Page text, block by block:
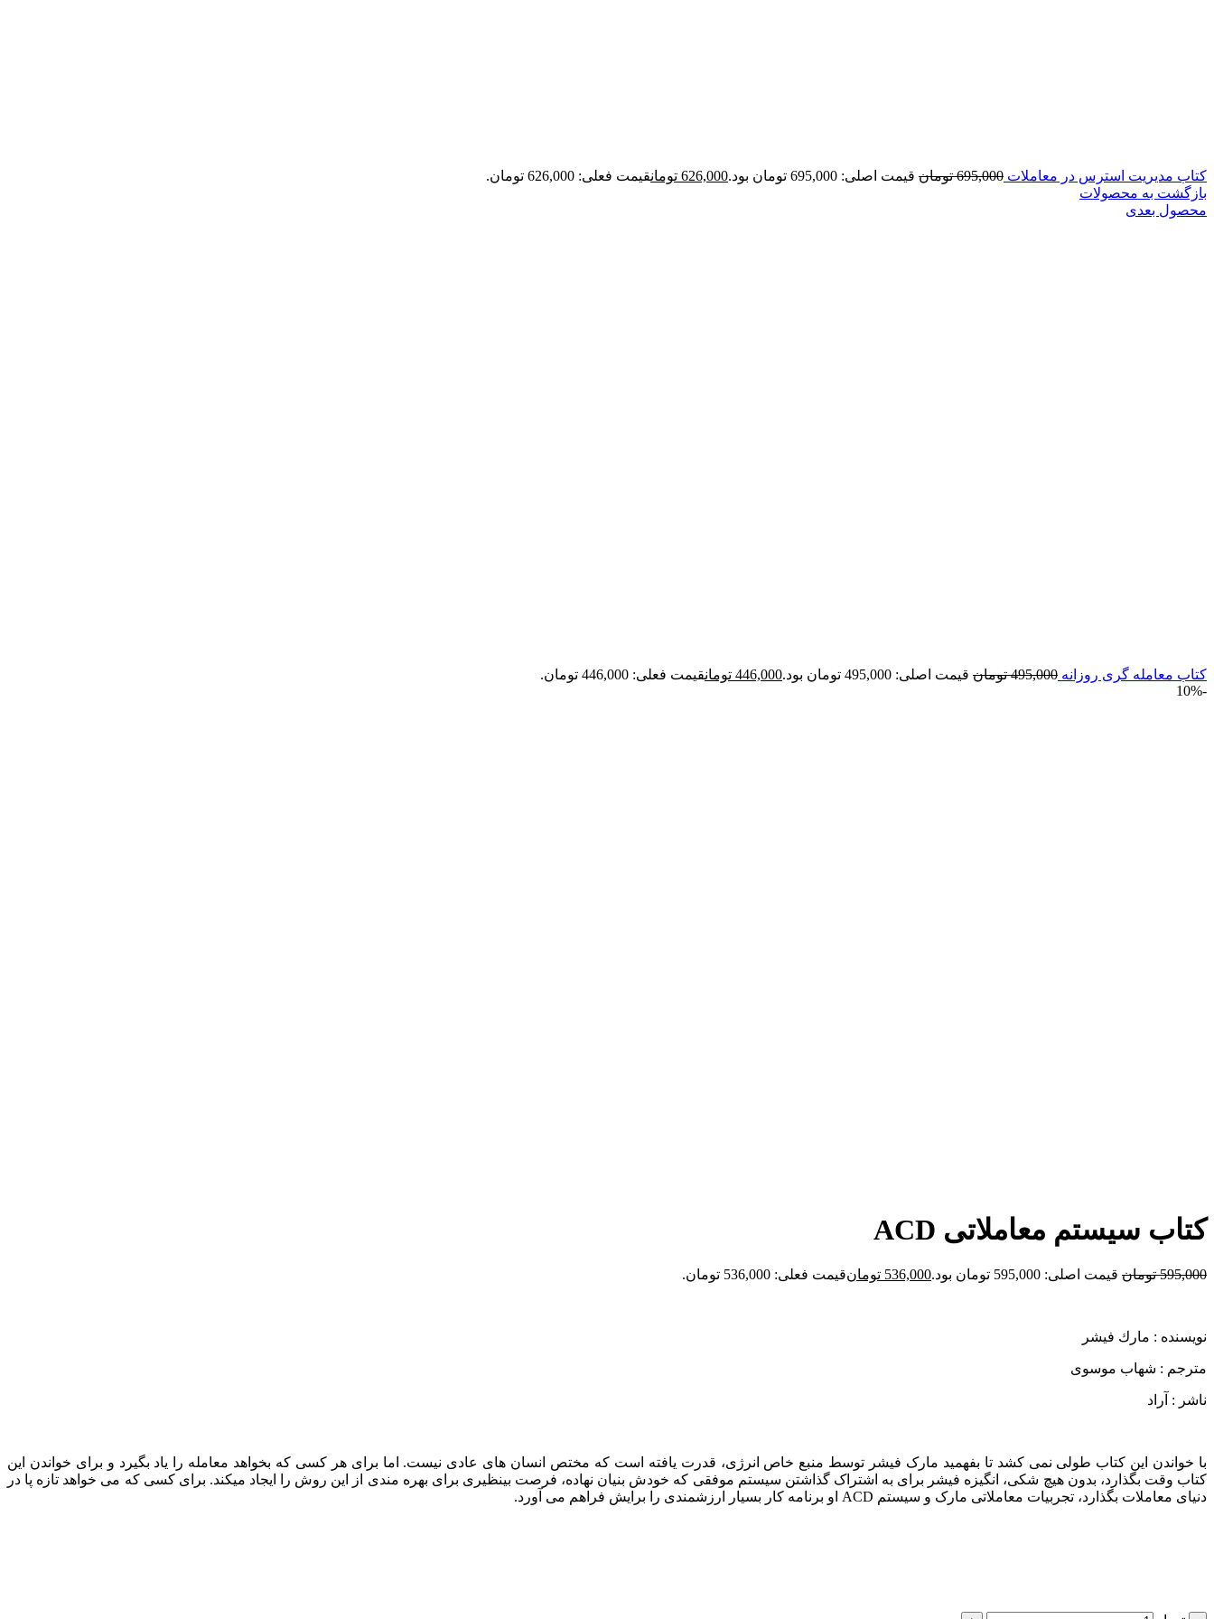
کتاب مدیریت استرس در معاملات 695,000 تومان قیمت اصلی: 695,000 تومان بود. 626,000 تومانقیمت فعلی: 626,000 تومان.
بازگشت به محصولات
محصول بعدی
كتاب معامله گری روزانه 495,000 تومان قیمت اصلی: 495,000 تومان بود. 446,000 تومانقیمت فعلی: 446,000 تومان.
-10%
کتاب سیستم معاملاتی ACD
595,000 تومان قیمت اصلی: 595,000 تومان بود. 536,000 تومانقیمت فعلی: 536,000 تومان.
نویسنده : مارك فيشر
مترجم : شهاب موسوی
ناشر : آراد
با خواندن این کتاب طولی نمی کشد تا بفهمید مارک فیشر توسط منبع خاص انرژی، قدرت یافته است که مختص انسان های عادی نیست. اما برای هر کسی که بخواهد معامله را یاد بگیرد و برای خواندن این
کتاب وقت بگذارد، بدون هیچ شکی، انگیزه فیشر برای به اشتراک گذاشتن سیستم موفقی که خودش بنیان نهاده، فرصت بینظیری برای بهره مندی از این روش را ایجاد میکند. برای کسی که می خواهد تازه پا در
دنیای معاملات بگذارد، تجربیات معاملاتی مارک و سیستم ACD او برنامه کار بسیار ارزشمندی را برایش فراهم می آورد.